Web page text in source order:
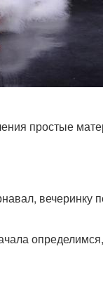
простые
вечеринку
определимся,